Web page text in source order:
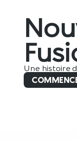
Une histoire